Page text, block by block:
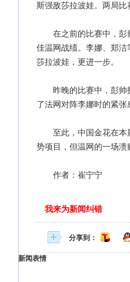
斯强敌莎拉波娃。两局比
在之前的比赛中，彭帅
佳温网战绩。李娜、郑
莎拉波娃，更进一步。
昨晚的比赛中，彭帅打
了法网对阵李娜时的紧张
至此，中国金花在本届
势项目，但温网的一场溃
作者：崔宁宁
我来为新闻纠错
分享到：
新闻表情